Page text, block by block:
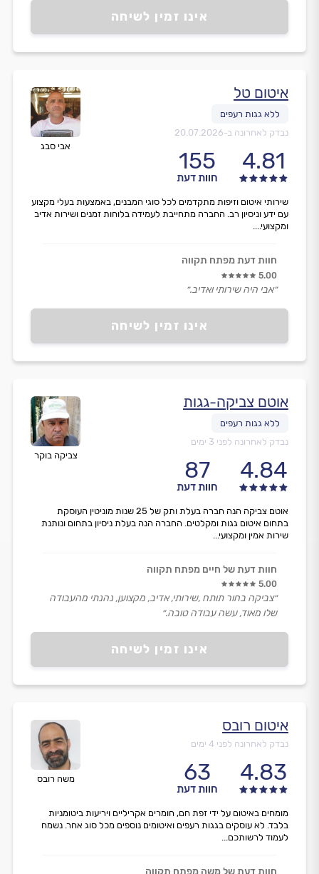
אינו זמין לשיחה
אבי סבג
איטום טל
נבדק לאחרונה ב-20.07.2026
4.81
155
חוות דעת
אינו זמין לשיחה
שירותי איטום וזיפות מתקדמים לכל סוגי המבנים, באמצעות בעלי מקצוע
עם ידע וניסיון רב. החברה מתחייבת לעמידה בלוחות זמנים ושירות אדיב
ומקצועי....
חוות דעת מפתח תקווה
5.00
״אבי היה שירותי ואדיב.״
צביקה בוקר
אוטם צביקה-גגות
נבדק לאחרונה לפני 3 ימים
4.84
87
חוות דעת
אינו זמין לשיחה
אוטם צביקה הנה חברה בעלת ותק של 25 שנות מוניטין העוסקת
בתחום איטום גגות ומקלטים. החברה הנה בעלת ניסיון בתחום ונותנת
שירות אמין ומקצועי...
חוות דעת של חיים מפתח תקווה
5.00
״צביקה בחור תותח ,שירותי, אדיב, מקצוען, נהנתי מהעבודה
שלו מאוד, עשה עבודה טובה.״
משה רובס
איטום רובס
נבדק לאחרונה לפני 4 ימים
4.83
63
חוות דעת
מומחים באיטום על ידי זפת חם, חומרים אקריליים ויריעות ביטומניות
בלבד. לא עוסקים בגגות רעפים ואיטומים נוספים מכל סוג אחר. נשמח
לעמוד לרשותכם...
חוות דעת של משה מפתח תקווה